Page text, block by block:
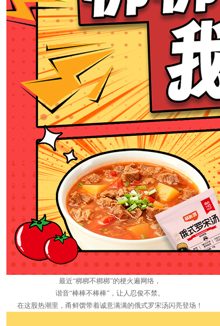
最近“梆梆不梆梆”的梗火遍网络，
谐音“棒棒不棒棒”，让人忍俊不禁。
在这股热潮里，甬鲜馔带着诚意满满的俄式罗宋汤闪亮登场！